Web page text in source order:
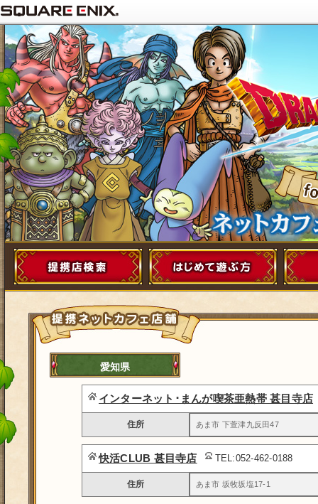
愛知県
インターネット･まんが喫茶亜熱帯 甚目寺店
住所 あま市 下萱津九反田47
快活CLUB 甚目寺店 TEL:052-462-0188
住所 あま市 坂牧坂塩17-1